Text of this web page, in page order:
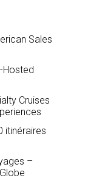
Sales
Hosted
Cruises
itinéraires
–